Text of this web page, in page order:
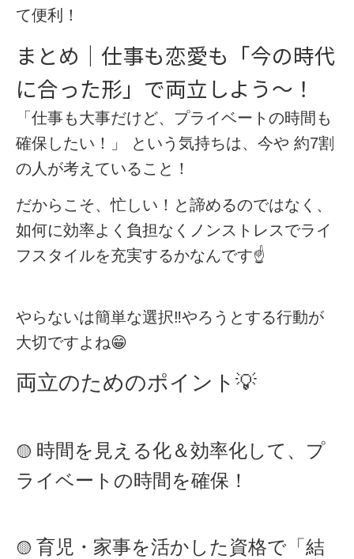
て便利！
まとめ｜仕事も恋愛も「今の時代
に合った形」で両立しよう〜！
「仕事も大事だけど、プライベートの時間も
確保したい！」
という気持ちは、今や 約7割
の人が考えていること！
だからこそ、忙しい！と諦めるのではなく、
如何に効率よく負担なくノンストレスでライ
フスタイルを充実するかなんです☝️
やらないは簡単な選択‼️やろうとする行動が
大切ですよね😁
両立のためのポイント💡
🟡 時間を見える化＆効率化して、プ
ライベートの時間を確保！
🟡 育児・家事を活かした資格で「結